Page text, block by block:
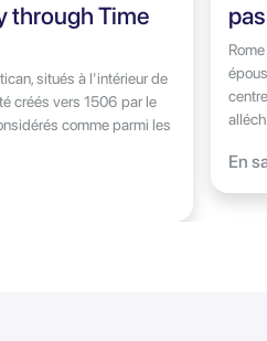
through Time
situés à l'intérieur de
créés vers 1506 par le
comme parmi les
En